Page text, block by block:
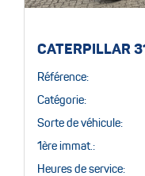
CATERPILLAR
Référence:
Catégorie:
Sorte de véhicule:
1ère immat.:
Heures de service: